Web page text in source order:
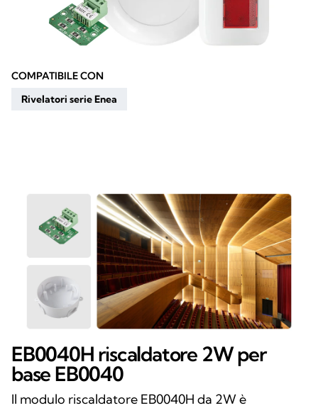
COMPATIBILE CON
Rivelatori serie Enea
EB0040H riscaldatore 2W per
base EB0040
Il modulo riscaldatore EB0040H da 2W è